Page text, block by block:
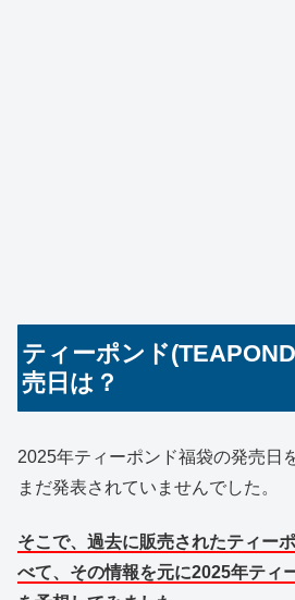
ティーポンド
売日は？
2025年ティーポンド福袋の発売日
まだ発表されていませんでした。
そこで、過去に販売されたティー
べて、その情報を元に2025年ティ